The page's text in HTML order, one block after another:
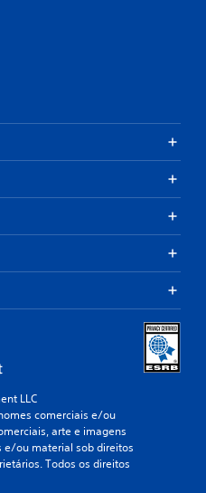
LLC
comerciais e/ou
arte e imagens
e/ou material sob direitos
Todos os direitos